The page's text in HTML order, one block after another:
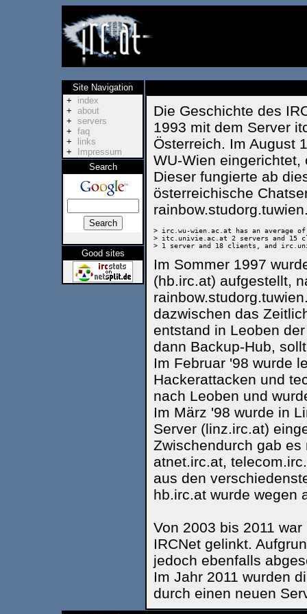
Site Navigation
+ index
+ about
+ servers
+ faq
+
links
+
Impressum
Search
Good sites
Die Geschichte des
1993 mit dem Server
Österreich. Im August
WU-Wien
Dieser fungierte ab
österreichische
> irc.wu-wien.ac.at has an average
> itc.univie.ac.at 2 servers and 15
Im Sommer 1997
(hb.irc.at) aufgestellt,
dazwischen das
entstand in Leoben
dann Backup-Hub,
Im Februar '98 wurde
Hackerattacken und
nach Leoben und
Im März '98 wurde in
Server (linz.irc.at)
Zwischendurch gab es
atnet.irc.at,
aus den
hb.irc.at wurde wegen
Von 2003 bis 2011
IRCNet gelinkt.
jedoch ebenfalls
Im Jahr 2011 wurden
durch einen neuen